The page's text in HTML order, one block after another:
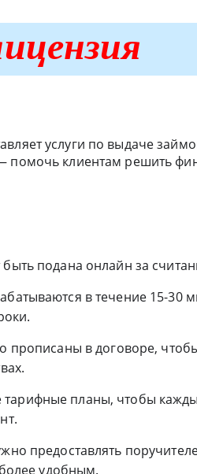
услуги по выдаче
помочь клиентам решить
подана онлайн за
в течение 15-30
прописаны в договоре,
планы, чтобы
предоставлять
удобным.